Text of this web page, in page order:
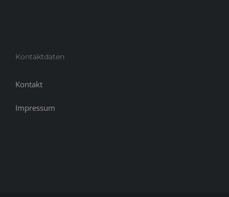
Kontaktdaten
Kontakt
Impressum